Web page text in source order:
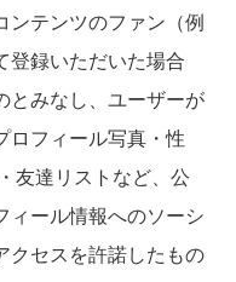
ンテンツのファン（例
登録いただいた場合
とみなし、ユーザーが
ロフィール写真・性
友達リストなど、公
ィール情報へのソーシ
クセスを許諾したもの